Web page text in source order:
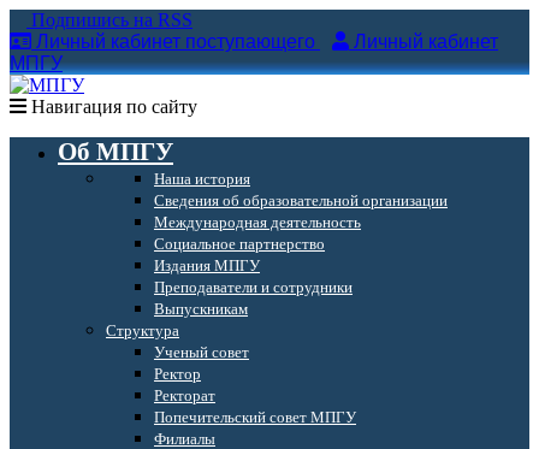
Подпишись на RSS
Личный кабинет поступающего
Личный кабинет
МПГУ
Навигация по сайту
Об МПГУ
Наша история
Сведения об образовательной организации
Международная деятельность
Социальное партнерство
Издания МПГУ
Преподаватели и сотрудники
Выпускникам
Структура
Ученый совет
Ректор
Ректорат
Попечительский совет МПГУ
Филиалы